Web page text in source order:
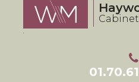
Cabinet